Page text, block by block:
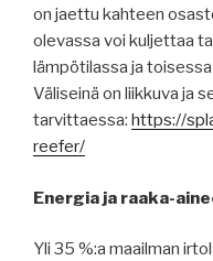
on jaettu kahteen
olevassa voi kuljettaa
lämpötilassa ja toisessa
Väliseinä on liikkuva ja
tarvittaessa: https://
reefer/
Energia ja raaka-
Yli 35 %:a maailman